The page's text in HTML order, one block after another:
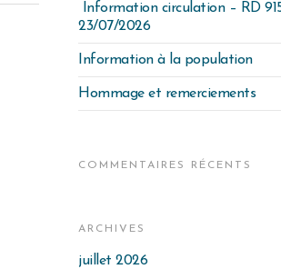
Information circulation – RD
23/07/2026
Information à la population
Hommage et remerciements
COMMENTAIRES RÉCENTS
ARCHIVES
juillet 2026